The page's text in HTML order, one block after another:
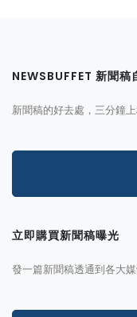
NEWSBUFFET 新聞稿
新聞稿的好去處，三分鐘
立即購買新聞稿曝光
發一篇新聞稿透通到各大